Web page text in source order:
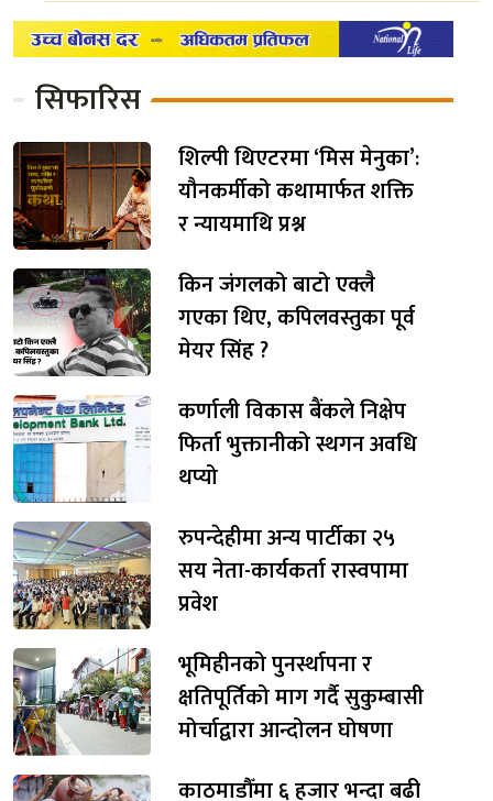
सिफारिस
शिल्पी थिएटरमा ‘मिस मेनुका’:
यौनकर्मीको कथामार्फत शक्ति
र न्यायमाथि प्रश्न
किन जंगलको बाटो एक्लै
गएका थिए, कपिलवस्तुका पूर्व
मेयर सिंह ?
कर्णाली विकास बैंकले निक्षेप
फिर्ता भुक्तानीको स्थगन अवधि
थप्यो
रुपन्देहीमा अन्य पार्टीका २५
सय नेता-कार्यकर्ता रास्वपामा
प्रवेश
भूमिहीनको पुनर्स्थापना र
क्षतिपूर्तिको माग गर्दै सुकुम्बासी
मोर्चाद्वारा आन्दोलन घोषणा
काठमाडौँमा ६ हजार भन्दा बढी